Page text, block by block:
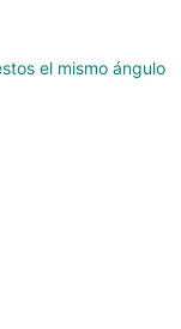
el mismo ángulo